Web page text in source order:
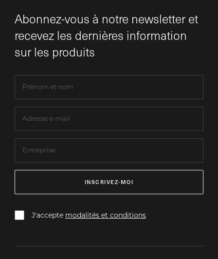
Abonnez-vous à notre newsletter et
recevez les dernières information
sur les produits
INSCRIVEZ-MOI
J'accepte modalités et conditions